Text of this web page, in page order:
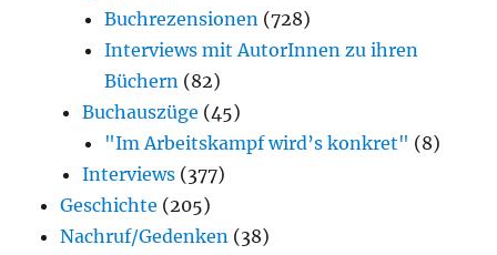
Buchrezensionen (728)
Interviews mit AutorInnen zu ihren
Büchern (82)
Buchauszüge (45)
"Im Arbeitskampf wird’s konkret" (8)
Interviews (377)
Geschichte (205)
Nachruf/Gedenken (38)